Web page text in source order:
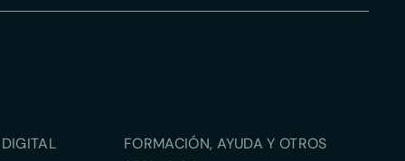
FORMACIÓN, AYUDA Y OTROS